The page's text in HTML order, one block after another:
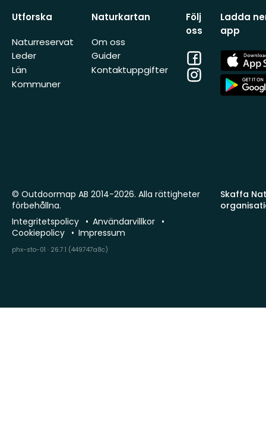
Utforska
Naturreservat
Leder
Län
Kommuner
Naturkartan
Om oss
Guider
Kontaktuppgifter
Följ
oss
Facebook
Instagram
Ladda
app
App
Store
App
Store
Skaffa
© Outdoormap AB 2014-2026. Alla rättigheter
förbehållna.
Integritetspolicy
Användarvillkor
Cookiepolicy
Impressum
phx-sto-01 · 26.7.1 (449747a8c)